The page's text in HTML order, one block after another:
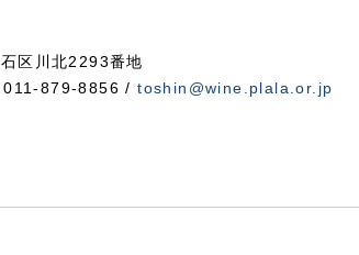
区川北2293番地
011-879-8856 /toshin@wine.plala.or.jp